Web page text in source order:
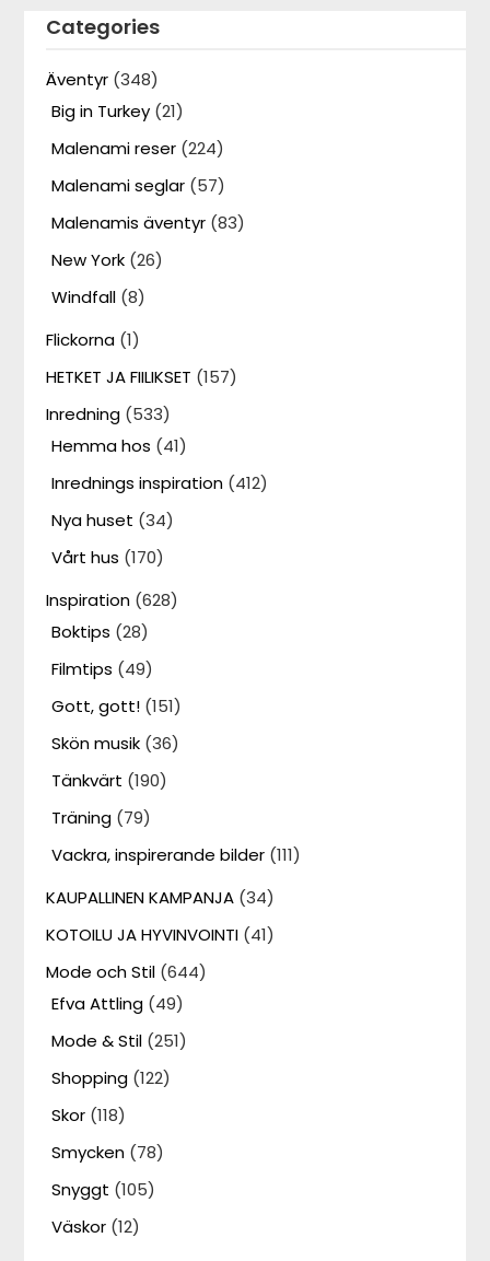
Categories
Äventyr (348)
Big in Turkey (21)
Malenami reser (224)
Malenami seglar (57)
Malenamis äventyr (83)
New York (26)
Windfall (8)
Flickorna (1)
HETKET JA FIILIKSET (157)
Inredning (533)
Hemma hos (41)
Inrednings inspiration (412)
Nya huset (34)
Vårt hus (170)
Inspiration (628)
Boktips (28)
Filmtips (49)
Gott, gott! (151)
Skön musik (36)
Tänkvärt (190)
Träning (79)
Vackra, inspirerande bilder (111)
KAUPALLINEN KAMPANJA (34)
KOTOILU JA HYVINVOINTI (41)
Mode och Stil (644)
Efva Attling (49)
Mode & Stil (251)
Shopping (122)
Skor (118)
Smycken (78)
Snyggt (105)
Väskor (12)